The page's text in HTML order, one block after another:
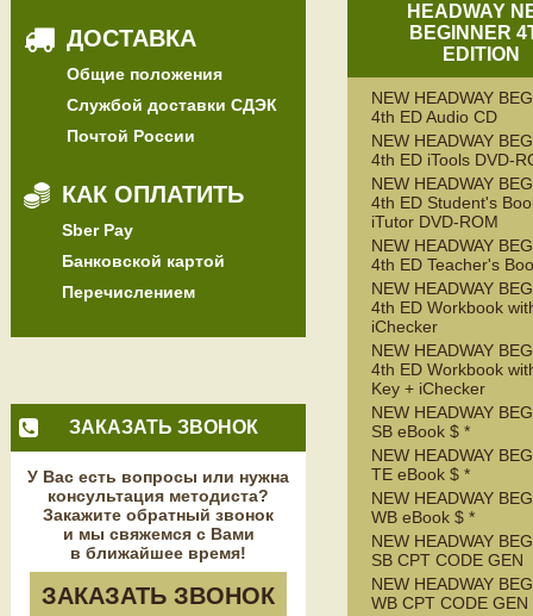
ДОСТАВКА
Общие положения
Службой доставки СДЭК
Почтой России
КАК ОПЛАТИТЬ
Sber Pay
Банковской картой
Перечислением
ЗАКАЗАТЬ ЗВОНОК
У Вас есть вопросы или нужна
консультация методиста?
Закажите обратный звонок
и мы свяжемся с Вами
в ближайшее время!
ЗАКАЗАТЬ ЗВОНОК
HEADWAY
BEGINNER
EDITION
NEW HEADWAY
4th ED Audio CD
NEW HEADWAY
4th ED iTools DVD-
NEW HEADWAY
4th ED Student's
iTutor DVD-ROM
NEW HEADWAY
4th ED Teacher's
NEW HEADWAY
4th ED Workbook
iChecker
NEW HEADWAY
4th ED Workbook
Key + iChecker
NEW HEADWAY
SB eBook $ *
NEW HEADWAY
TE eBook $ *
NEW HEADWAY
WB eBook $ *
NEW HEADWAY
SB CPT CODE GEN
NEW HEADWAY
WB CPT CODE GEN